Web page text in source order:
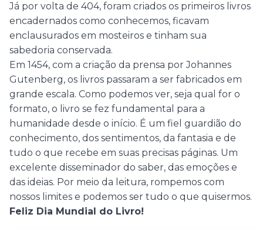
Já por volta de 404, foram criados os primeiros livros
encadernados como conhecemos, ficavam
enclausurados em mosteiros e tinham sua
sabedoria conservada.
Em 1454, com a criação da prensa por Johannes
Gutenberg, os livros passaram a ser fabricados em
grande escala. Como podemos ver, seja qual for o
formato, o livro se fez fundamental para a
humanidade desde o início. É um fiel guardião do
conhecimento, dos sentimentos, da fantasia e de
tudo o que recebe em suas precisas páginas. Um
excelente disseminador do saber, das emoções e
das ideias. Por meio da leitura, rompemos com
nossos limites e podemos ser tudo o que quisermos.
Feliz Dia Mundial do Livro!